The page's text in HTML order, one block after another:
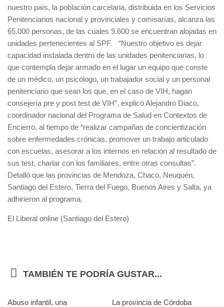
nuestro país, la población carcelaria, distribuida en los Servicios
Penitenciarios nacional y provinciales y comisarías, alcanza las
65.000 personas, de las cuales 9.600 se encuentran alojadas en
unidades pertenecientes al SPF. “Nuestro objetivo es dejar
capacidad instalada dentro de las unidades penitenciarias, lo
que contempla dejar armado en el lugar un equipo que conste
de un médico, un psicólogo, un trabajador social y un personal
penitenciario que sean los que, en el caso de VIH, hagan
consejería pre y post test de VIH”, explicó Alejandro Diaco,
coordinador nacional del Programa de Salud en Contextos de
Encierro, al tiempo de “realizar campañas de concientización
sobre enfermedades crónicas, promover un trabajo articulado
con escuelas, asesorar a los internos en relación al resultado de
sus test, charlar con los familiares, entre otras consultas”.
Detalló que las provincias de Mendoza, Chaco, Neuquén,
Santiago del Estero, Tierra del Fuego, Buenos Aires y Salta, ya
adhirieron al programa.
El Liberal online (Santiago del Estero)
TAMBIÉN TE PODRÍA GUSTAR...
Abuso infantil, una
La provincia de Córdoba